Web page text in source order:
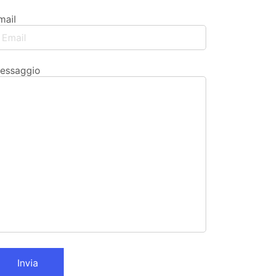
Invia